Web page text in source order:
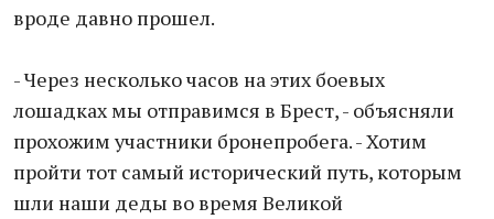
вроде давно прошел.
- Через несколько часов на этих боевых
лошадках мы отправимся в Брест, - объясняли
прохожим участники бронепробега. - Хотим
пройти тот самый исторический путь, которым
шли наши деды во время Великой